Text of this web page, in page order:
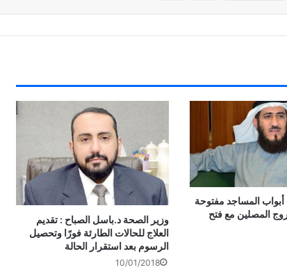
أبواب المساجد مفتوحة
المصلين مع فتح
‏وزير الصحة د.باسل الصباح : تقديم
العلاج للحالات الطارئة فورًا وتحصيل
الرسوم بعد استقرار الحالة
10/01/2018